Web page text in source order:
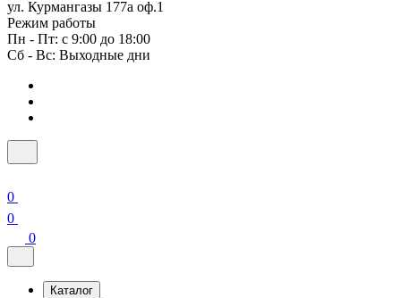
ул. Курмангазы 177а оф.1
Режим работы
Пн - Пт: с 9:00 до 18:00
Сб - Вс: Выходные дни
0
0
0
Каталог